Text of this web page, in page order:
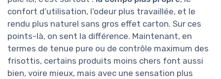
confort d’utilisation, l’odeur plus travaillée, et le
rendu plus naturel sans gros effet carton. Sur ces
points-là, on sent la différence. Maintenant, en
termes de tenue pure ou de contrôle maximum des
frisottis, certains produits moins chers font aussi
bien, voire mieux, mais avec une sensation plus